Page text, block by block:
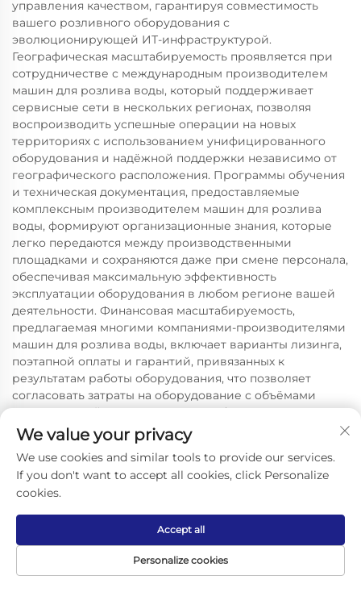
управления качеством, гарантируя совместимость
вашего розливного оборудования с
эволюционирующей ИТ-инфраструктурой.
Географическая масштабируемость проявляется при
сотрудничестве с международным производителем
машин для розлива воды, который поддерживает
сервисные сети в нескольких регионах, позволяя
воспроизводить успешные операции на новых
территориях с использованием унифицированного
оборудования и надёжной поддержки независимо от
географического расположения. Программы обучения
и техническая документация, предоставляемые
комплексным производителем машин для розлива
воды, формируют организационные знания, которые
легко передаются между производственными
площадками и сохраняются даже при смене персонала,
обеспечивая максимальную эффективность
эксплуатации оборудования в любом регионе вашей
деятельности. Финансовая масштабируемость,
предлагаемая многими компаниями-производителями
машин для розлива воды, включает варианты лизинга,
поэтапной оплаты и гарантий, привязанных к
результатам работы оборудования, что позволяет
согласовать затраты на оборудование с объёмами
генерируемой выручки и снизить финансовые
барьеры при приобретении передовых технологий.
We value your privacy
We use cookies and similar tools to provide our services.
If you don't want to accept all cookies, click Personalize
cookies.
Personalize cookies
Accept all